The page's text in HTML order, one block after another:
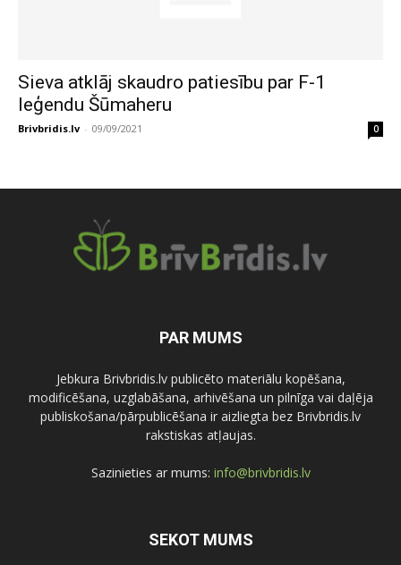
Sieva atklāj skaudro patiesību par F-1
leģendu Šūmaheru
Brivbridis.lv - 09/09/2021 0
PAR MUMS
Jebkura Brivbridis.lv publicēto materiālu kopēšana,
modificēšana, uzglabāšana, arhivēšana un pilnīga vai daļēja
publiskošana/pārpublicēšana ir aizliegta bez Brivbridis.lv
rakstiskas atļaujas.
Sazinieties ar mums: info@brivbridis.lv
SEKOT MUMS